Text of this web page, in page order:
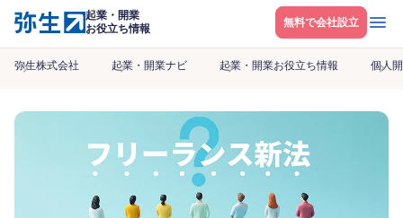
起業・開業
お役立ち情報
無料で会社設立 メニ
弥生株式会社 起業・開業ナビ 起業・開業お役立ち情報 個人